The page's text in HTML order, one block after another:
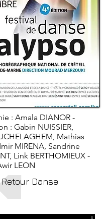
: Amala DIANOR -
: Gabin NUISSIER,
Mathias
MIRENA, Sandrine
Link BERTHOMIEUX -
LEON
Retour Danse